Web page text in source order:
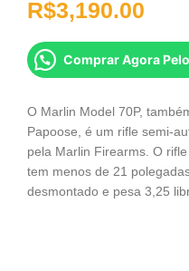
R$3,190.00
Comprar Agora
O Marlin Model 70P,
Papoose, é um rifle semi-
pela Marlin Firearms. O
tem menos de 21
desmontado e pesa 3,25